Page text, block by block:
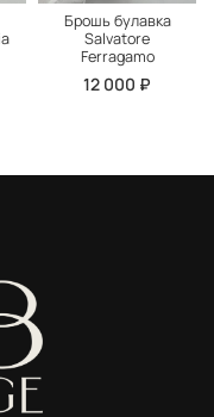
Брошь булавка
Salvatore
Ferragamo
12 000 ₽